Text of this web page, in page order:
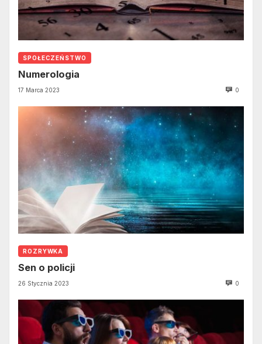
SPOŁECZEŃSTWO
Numerologia
17 Marca 2023 0
ROZRYWKA
Sen o policji
26 Stycznia 2023 0